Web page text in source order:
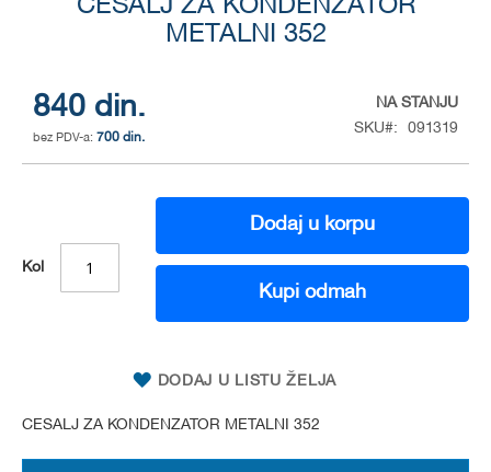
CESALJ ZA KONDENZATOR
METALNI 352
840 din.
700 din.
NA STANJU
SKU
091319
Kol
Dodaj u korpu
Kupi odmah
DODAJ U LISTU ŽELJA
CESALJ ZA KONDENZATOR METALNI 352
the
images
gallery